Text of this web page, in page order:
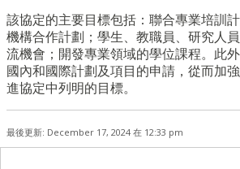
該協定的主要目標包括：聯合專業培訓
機構合作計劃；學生、教職員、研究人
流機會；開發專業領域的學位課程。此
國內和國際計劃及項目的申請，從而加
進協定中列明的目標。
最後更新: December 17, 2024 在 12:33 pm